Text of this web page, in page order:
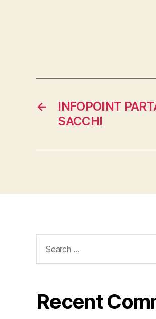
←
INFOPOINT
SACCHI
for:
Recent